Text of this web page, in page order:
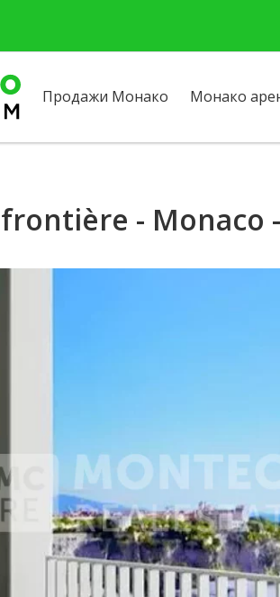
Продажи Монако Монако
- Monaco